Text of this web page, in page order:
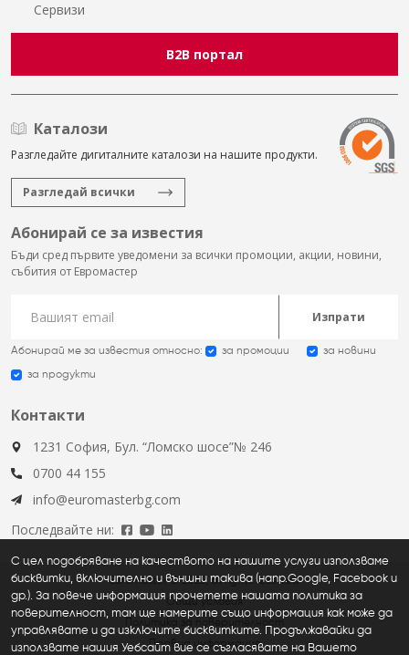
Сервизи
B2B портал
Каталози
Разгледайте дигиталните каталози на нашите продукти.
Разгледай всички
Абонирай се за известия
Бъди сред първите уведомени за всички промоции, акции, новини,
събития от Евромастер
Изпрати
Абонирай ме за известия относно: за промоции за новини
за продукти
Контакти
1231 София, Бул. “Ломско шосе”№ 246
0700 44 155
info@euromasterbg.com
Последвайте ни:
Euromaster © 2026, all rights reserved
Общи условия
Правна информация
С цел подобряване на качеството на нашите услуги използваме
бисквитки, включително и външни такива (напр.Google, Facebook и
др.). За повече информация прочетете нашата политика за
поверителност, там ще намерите също информация как може да
управлявате и да изключите бисквитките. Продължавайки да
използвате нашия Уебсайт вие се съгласявате на Вашето